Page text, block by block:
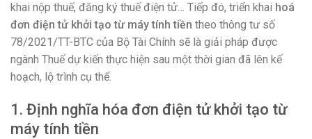
khai nộp thuế, đăng ký thuế điện tử… Tiếp đó, triển khai hoá
đơn điện tử khởi tạo từ máy tính tiền theo thông tư số
78/2021/TT-BTC của Bộ Tài Chính sẽ là giải pháp được
ngành Thuế dự kiến thực hiện sau một thời gian đã lên kế
hoạch, lộ trình cụ thể.
1. Định nghĩa hóa đơn điện tử khởi tạo từ
máy tính tiền